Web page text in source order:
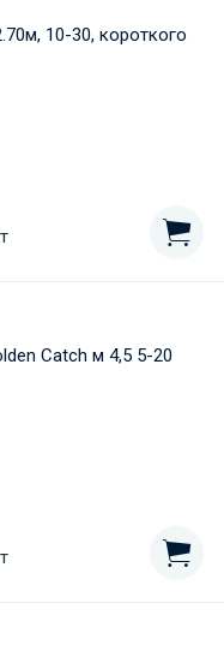
10-30, короткого
Catch м 4,5 5-20